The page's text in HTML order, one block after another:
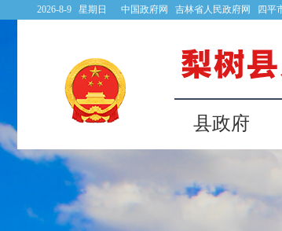
2026-8-9 星期日 中国政府网 吉林省人民政府网 四平
县政府